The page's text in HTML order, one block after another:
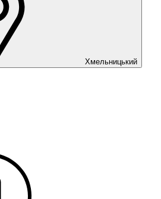
Хмельницький